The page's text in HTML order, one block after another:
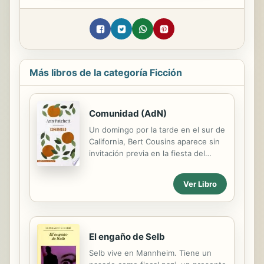
Más libros de la categoría Ficción
Comunidad (AdN)
Un domingo por la tarde en el sur de
California, Bert Cousins aparece sin
invitación previa en la fiesta del
terminar el día, ha besado ya a la
madre de Franny, Beverly, y ha
puesto en marcha la disolución de
ecos que este encuentro fortuito
Ver Libro
El engaño de Selb
Selb vive en Mannheim. Tiene un